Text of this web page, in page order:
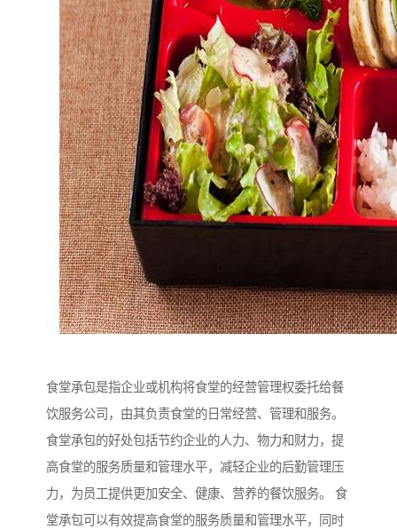
食堂承包是指企业或机构将食堂的经营管理权委托给餐
饮服务公司，由其负责食堂的日常经营、管理和服务。
食堂承包的好处包括节约企业的人力、物力和财力，提
高食堂的服务质量和管理水平，减轻企业的后勤管理压
力，为员工提供更加安全、健康、营养的餐饮服务。 食
堂承包可以有效提高食堂的服务质量和管理水平，同时